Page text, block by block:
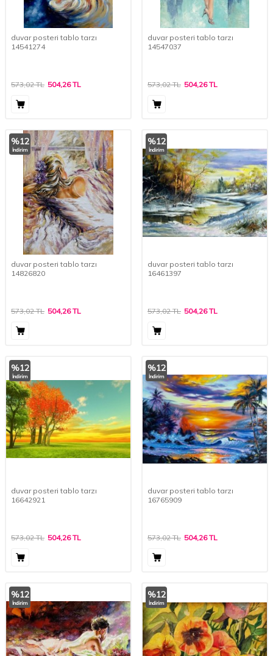
duvar posteri tablo tarzı
14541274
573,02TL 504,26TL
duvar posteri tablo tarzı
14547037
573,02TL 504,26TL
%12
İndirim
duvar posteri tablo tarzı
14826820
573,02TL 504,26TL
%12
İndirim
duvar posteri tablo tarzı
16461397
573,02TL 504,26TL
%12
İndirim
duvar posteri tablo tarzı
16642921
573,02TL 504,26TL
%12
İndirim
duvar posteri tablo tarzı
16765909
573,02TL 504,26TL
%12
İndirim
%12
İndirim